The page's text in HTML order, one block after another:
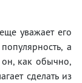
уважает его
а
как обычно,
сделать из